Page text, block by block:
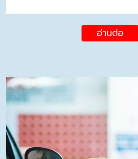
อ่านต่อ